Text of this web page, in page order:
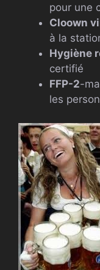
pour une
Cloown
à la
Hygiène
certifié
FFP-2-
les